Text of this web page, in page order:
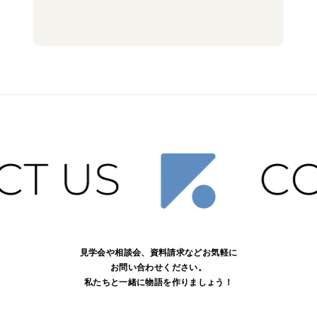
見学会や相談会、資料請求などお気軽に
お問い合わせください。
私たちと一緒に物語を作りましょう！